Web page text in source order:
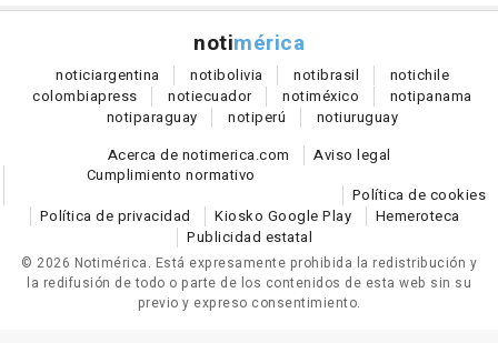
notimérica
noticiargentina notibolivia notibrasil notichile
colombiapress notiecuador notiméxico notipanama
notiparaguay notiperú notiuruguay
Acerca de notimerica.com
Aviso legal
Cumplimiento normativo
Política de cookies
Política de privacidad
Kiosko Google Play
Hemeroteca
Publicidad estatal
© 2026 Notimérica. Está expresamente prohibida la redistribución y
la redifusión de todo o parte de los contenidos de esta web sin su
previo y expreso consentimiento.